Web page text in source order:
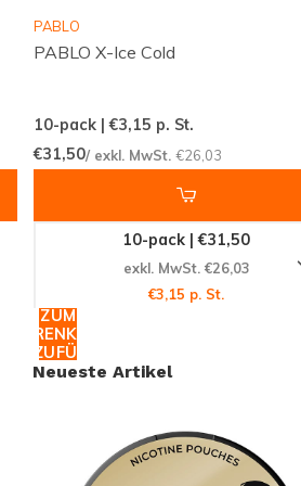
übersichtliche Webshop-
Freundlicher Kundenservice,
Snussie.com legt Wert auf aktuelle
transparente Kommunikation und
Dank verlässlicher Lieferungen und
kuratierten Auswahl wird das
Nikotinbeuteln nicht nur einfach,
vertrauten Ort für alle, die diskret
konsumieren möchten.
PABLO
PABLO X-Ice Cold
10-pack | €3,15 p. St.
€31,50/ exkl. MwSt.€26,03
10-pack | €31,50
exkl. MwSt. €26,03
€3,15 p. St.
ZUM
WARENKORB
HINZUFÜGEN
Neueste Artikel